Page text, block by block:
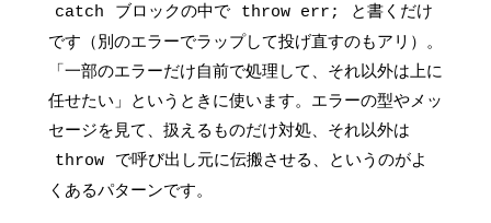
catch ブロックの中で throw err;
と書くだけ
です（別のエラーでラップして投げ直すのもアリ）。
「一部のエラーだけ自前で処理して、それ以外は上に
任せたい」というときに使います。エラーの型やメッ
セージを見て、扱えるものだけ対処、それ以外は
throw
で呼び出し元に伝搬させる、というのがよ
くあるパターンです。